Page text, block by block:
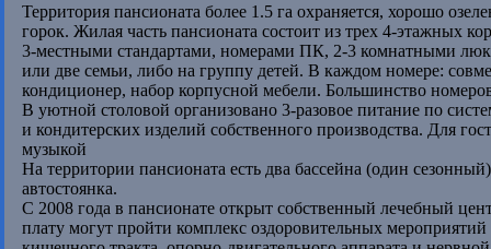
Территория пансионата более 1.5 га охраняется, хорошо
горок. Жилая часть пансионата состоит из трех 4-этажных
3-местными стандартами, номерами ПК, 2-3 комнатными
или две семьи, либо на группу детей. В каждом номере:
кондиционер, набор корпусной мебели. Большинство
В уютной столовой организовано 3-разовое питание по
и кондитерских изделий собственного производства. Для
музыкой
На территории пансионата есть два бассейна (один
автостоянка.
С 2008 года в пансионате открыт собственный лечебный
плату могут пройти комплекс оздоровительных